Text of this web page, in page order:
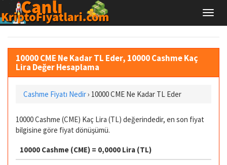
10000 CME Ne Kadar TL Eder, 10000 Cashme Kaç
Lira Değer Hesaplama
Cashme Fiyatı Nedir› 10000 CME Ne Kadar TL Eder
10000 Cashme (CME) Kaç Lira (TL) değerindedir, en son fiyat
bilgisine göre fiyat dönüşümü.
10000 Cashme (CME) = 0,0000 Lira (TL)